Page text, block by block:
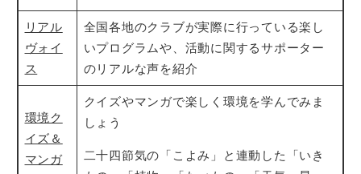
リアル
ヴォイ
ス
全国各地のクラブが実際に行っている楽し
いプログラムや、活動に関するサポーター
のリアルな声を紹介
環境ク
イズ＆
マンガ
クイズやマンガで楽しく環境を学んでみま
しょう
二十四節気の「こよみ」と連動した「いき